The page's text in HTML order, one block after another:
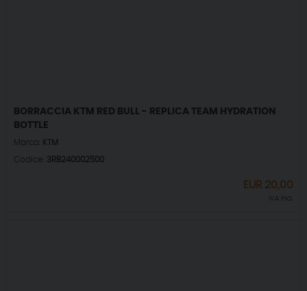
BORRACCIA KTM RED BULL - REPLICA TEAM HYDRATION
BOTTLE
Marca: KTM
Codice: 3RB240002500
EUR 20,00
IVA incl.